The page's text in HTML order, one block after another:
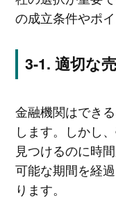
の成立条件やポ
適切な
金融機関はでき
します。しかし
見つけるのに時
可能な期間を経
ります。